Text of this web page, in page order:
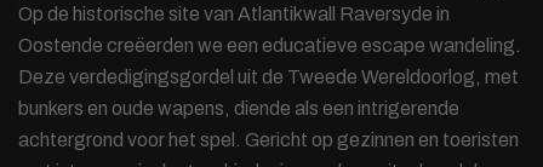
Op de historische site van Atlantikwall Raversyde in
Oostende creëerden we een educatieve escape wandeling.
Deze verdedigingsgordel uit de Tweede Wereldoorlog, met
bunkers en oude wapens, diende als een intrigerende
achtergrond voor het spel. Gericht op gezinnen en toeristen